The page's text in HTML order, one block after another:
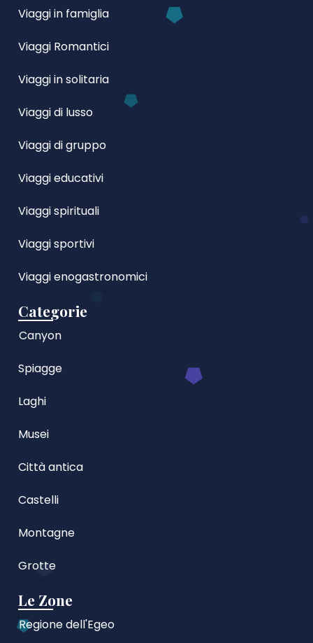
Viaggi in famiglia
Viaggi Romantici
Viaggi in solitaria
Viaggi di lusso
Viaggi di gruppo
Viaggi educativi
Viaggi spirituali
Viaggi sportivi
Viaggi enogastronomici
Categorie
Canyon
Spiagge
Laghi
Musei
Città antica
Castelli
Montagne
Grotte
Le Zone
Regione dell'Egeo